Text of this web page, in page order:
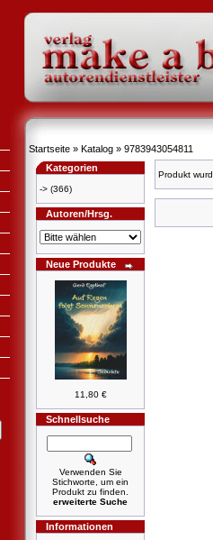
Startseite » Katalog » 9783943054811
Kategorien
-> (366)
Autoren/Hrsg.
Neue Produkte
11,80 €
Schnellsuche
Verwenden Sie
Stichworte, um ein
Produkt zu finden.
erweiterte Suche
Informationen
Produkt